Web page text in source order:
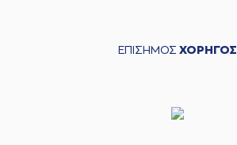
ΕΠΙΣΗΜΟΣ ΧΟΡΗΓΟΣ